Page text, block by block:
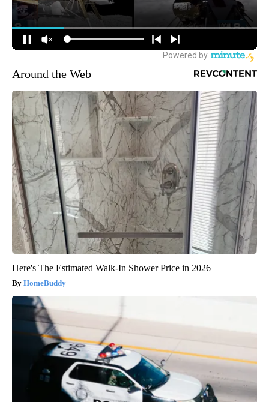
Around the Web
Here's The Estimated Walk-In Shower Price in 2026
HomeBuddy